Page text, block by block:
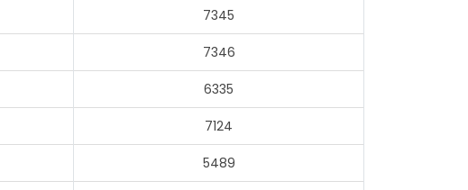
7345
7346
6335
7124
5489